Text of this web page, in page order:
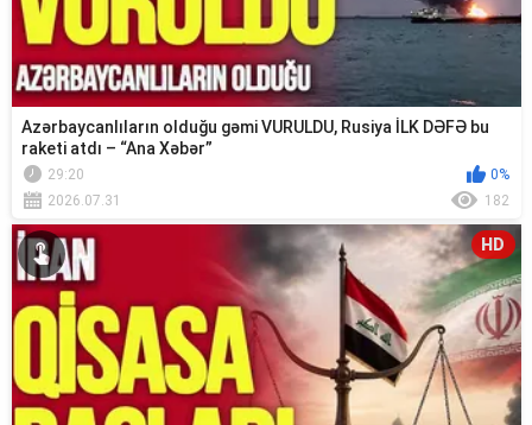
Azərbaycanlıların olduğu gəmi VURULDU, Rusiya İLK DƏFƏ bu
raketi atdı – “Ana Xəbər”
29:20
0%
2026.07.31
182
HD